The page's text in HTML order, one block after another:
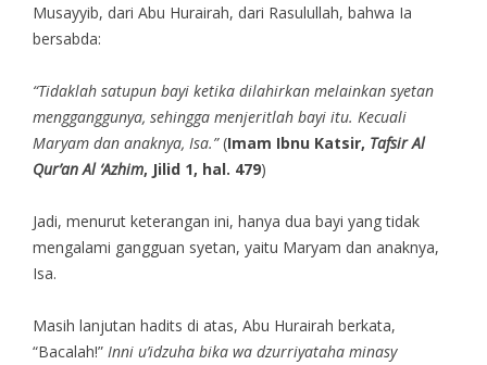
Musayyib, dari Abu Hurairah, dari Rasulullah, bahwa Ia
bersabda:
“Tidaklah satupun bayi ketika dilahirkan melainkan syetan
mengganggunya, sehingga menjeritlah bayi itu. Kecuali
Maryam dan anaknya, Isa.”(Imam Ibnu Katsir, Tafsir Al
Qur’an Al ‘Azhim, Jilid 1, hal. 479)
Jadi, menurut keterangan ini, hanya dua bayi yang tidak
mengalami gangguan syetan, yaitu Maryam dan anaknya,
Isa.
Masih lanjutan hadits di atas, Abu Hurairah berkata,
“Bacalah!” Inni u’idzuha bika wa dzurriyataha minasy